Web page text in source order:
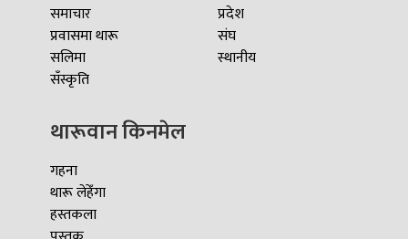
समाचार
प्रवासमा थारू
सलिमा
सँस्कृति
प्रदेश
संघ
स्थानीय
थारूवान किनमेल
गहना
थारू लेहेँगा
हस्तकला